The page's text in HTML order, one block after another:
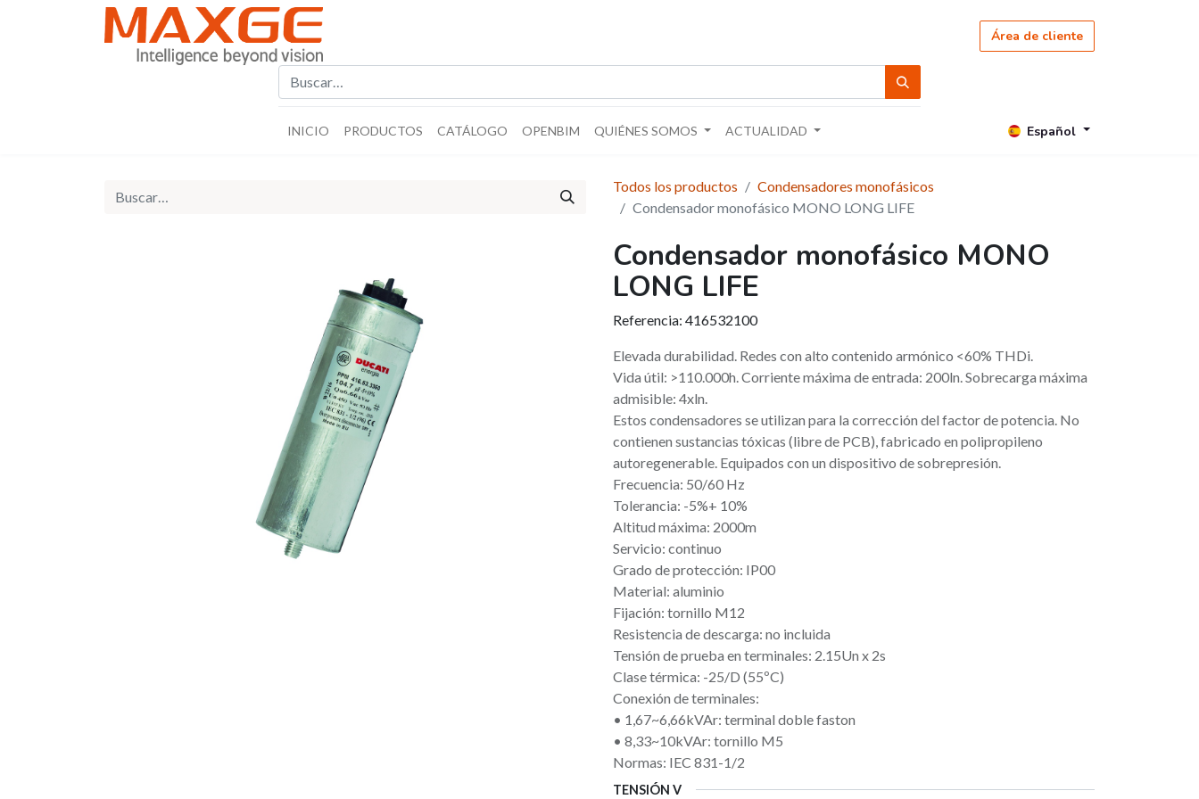
Área de cliente
INICIO PRODUCTOS CATÁLOGO OPENBIM QUIÉNES SOMOS ACTUALIDAD Español
Todos los productos
Condensadores monofásicos
Condensador monofásico MONO LONG LIFE
Condensador monofásico MONO
LONG LIFE
Referencia: 416532100
Elevada durabilidad. Redes con alto contenido armónico <60% THDi.
Vida útil: >110.000h. Corriente máxima de entrada: 200ln. Sobrecarga máxima
admisible: 4xln.
Estos condensadores se utilizan para la corrección del factor de potencia. No
contienen sustancias tóxicas (libre de PCB), fabricado en polipropileno
autoregenerable. Equipados con un dispositivo de sobrepresión.
Frecuencia: 50/60 Hz
Tolerancia: -5%+ 10%
Altitud máxima: 2000m
Servicio: continuo
Grado de protección: IP00
Material: aluminio
Fijación: tornillo M12
Resistencia de descarga: no incluida
Tensión de prueba en terminales: 2.15Un x 2s
Clase térmica: -25/D (55ºC)
Conexión de terminales:
• 1,67~6,66kVAr: terminal doble faston
• 8,33~10kVAr: tornillo M5
Normas: IEC 831-1/2
TENSIÓN V